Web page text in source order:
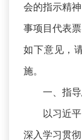
会的指示精
事项目代表
如下意见，
施。
一、指导
以习近平
深入学习贯